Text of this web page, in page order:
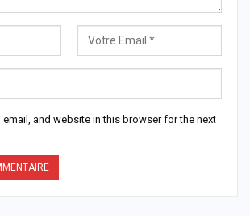
email, and website in this browser for the next